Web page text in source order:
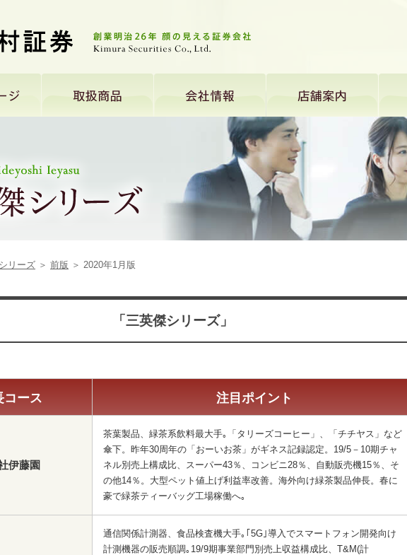
リーズ ＞ 前版 ＞ 2020年1月版
「三英傑シリーズ」
コース 注目ポイント
伊藤園
茶葉製品、緑茶系飲料最大手｡「タリーズコーヒー」、「チチヤス」など
傘下。昨年30周年の「おーいお茶」がギネス記録認定。19/5－10期チャ
ネル別売上構成比、スーパー43％、コンビニ28％、自動販売機15％、そ
の他14％。大型ペット値上げ利益率改善。海外向け緑茶製品伸長。春に
豪で緑茶ティーバッグ工場稼働へ｡
通信関係計測器、食品検査機大手｡｢5G｣導入でスマートフォン開発向け
計測機器の販売順調｡19/9期事業部門別売上収益構成比、T&M(計